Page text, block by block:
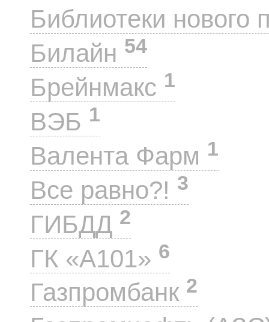
Библиотеки нового
Билайн 54
Брейнмакс 1
ВЭБ 1
Валента Фарм 1
Все равно?! 3
ГИБДД 2
ГК «А101» 6
Газпромбанк 2